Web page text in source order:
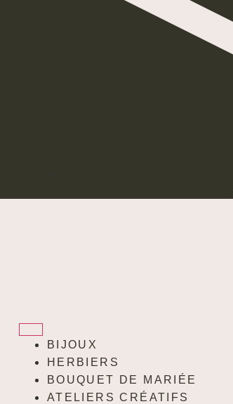
BIJOUX
HERBIERS
BOUQUET DE MARIÉE
ATELIERS CRÉATIFS